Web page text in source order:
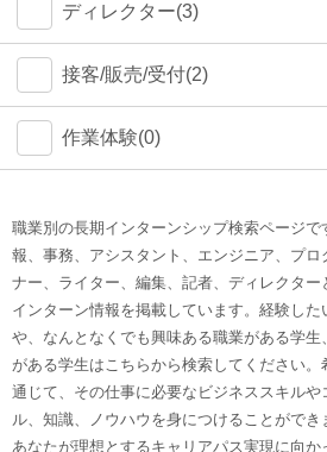
ディレクター(3)
接客/販売/受付(2)
作業体験(0)
職業別の長期インターンシップ検索ページ
報、事務、アシスタント、エンジニア、プロ
ナー、ライター、編集、記者、ディレクタ
インターン情報を掲載しています。経験し
や、なんとなくでも興味ある職業がある学
がある学生はこちらから検索してください
通じて、その仕事に必要なビジネススキルや
ル、知識、ノウハウを身につけることができ
あなたが理想とするキャリアパス実現に向